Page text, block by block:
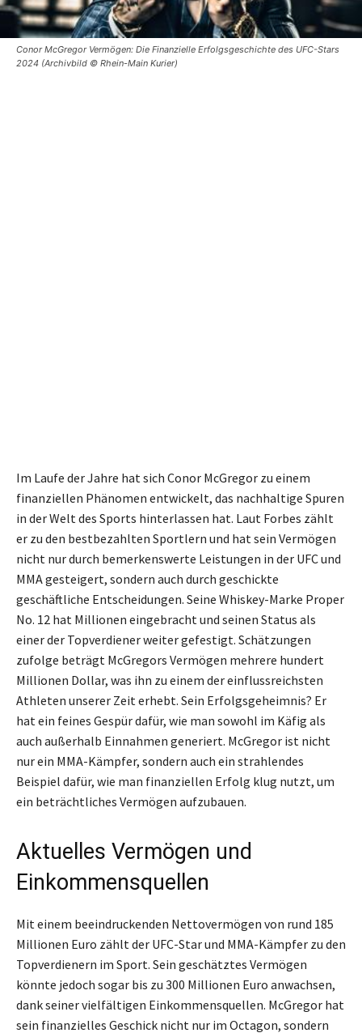
Conor McGregor Vermögen: Die Finanzielle Erfolgsgeschichte des UFC-Stars
2024 (Archivbild © Rhein-Main Kurier)
Im Laufe der Jahre hat sich Conor McGregor zu einem
finanziellen Phänomen entwickelt, das nachhaltige Spuren
in der Welt des Sports hinterlassen hat. Laut Forbes zählt
er zu den bestbezahlten Sportlern und hat sein Vermögen
nicht nur durch bemerkenswerte Leistungen in der UFC und
MMA gesteigert, sondern auch durch geschickte
geschäftliche Entscheidungen. Seine Whiskey-Marke Proper
No. 12 hat Millionen eingebracht und seinen Status als
einer der Topverdiener weiter gefestigt. Schätzungen
zufolge beträgt McGregors Vermögen mehrere hundert
Millionen Dollar, was ihn zu einem der einflussreichsten
Athleten unserer Zeit erhebt. Sein Erfolgsgeheimnis? Er
hat ein feines Gespür dafür, wie man sowohl im Käfig als
auch außerhalb Einnahmen generiert. McGregor ist nicht
nur ein MMA-Kämpfer, sondern auch ein strahlendes
Beispiel dafür, wie man finanziellen Erfolg klug nutzt, um
ein beträchtliches Vermögen aufzubauen.
Aktuelles Vermögen und
Einkommensquellen
Mit einem beeindruckenden Nettovermögen von rund 185
Millionen Euro zählt der UFC-Star und MMA-Kämpfer zu den
Topverdienern im Sport. Sein geschätztes Vermögen
könnte jedoch sogar bis zu 300 Millionen Euro anwachsen,
dank seiner vielfältigen Einkommensquellen. McGregor hat
sein finanzielles Geschick nicht nur im Octagon, sondern